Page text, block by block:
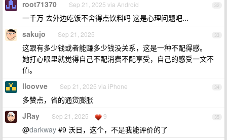
32
root71370 Sep 21, 2025 via Android
一千万 去外边吃饭不舍得点饮料吗 这是心理问题吧...
33
sakujo Sep 21, 2025
这跟有多少钱或者能赚多少钱没关系，这是一种不配得感。
她打心眼里就觉得自己不配消费不配享受，自己的感受一文不
值。
34
lloovve Sep 21, 2025 via iPhone
多赞点，省的通货膨胀
35
JRay Sep 21, 2025 9
@darkway #9 沃日，这个，不是我能评价的了